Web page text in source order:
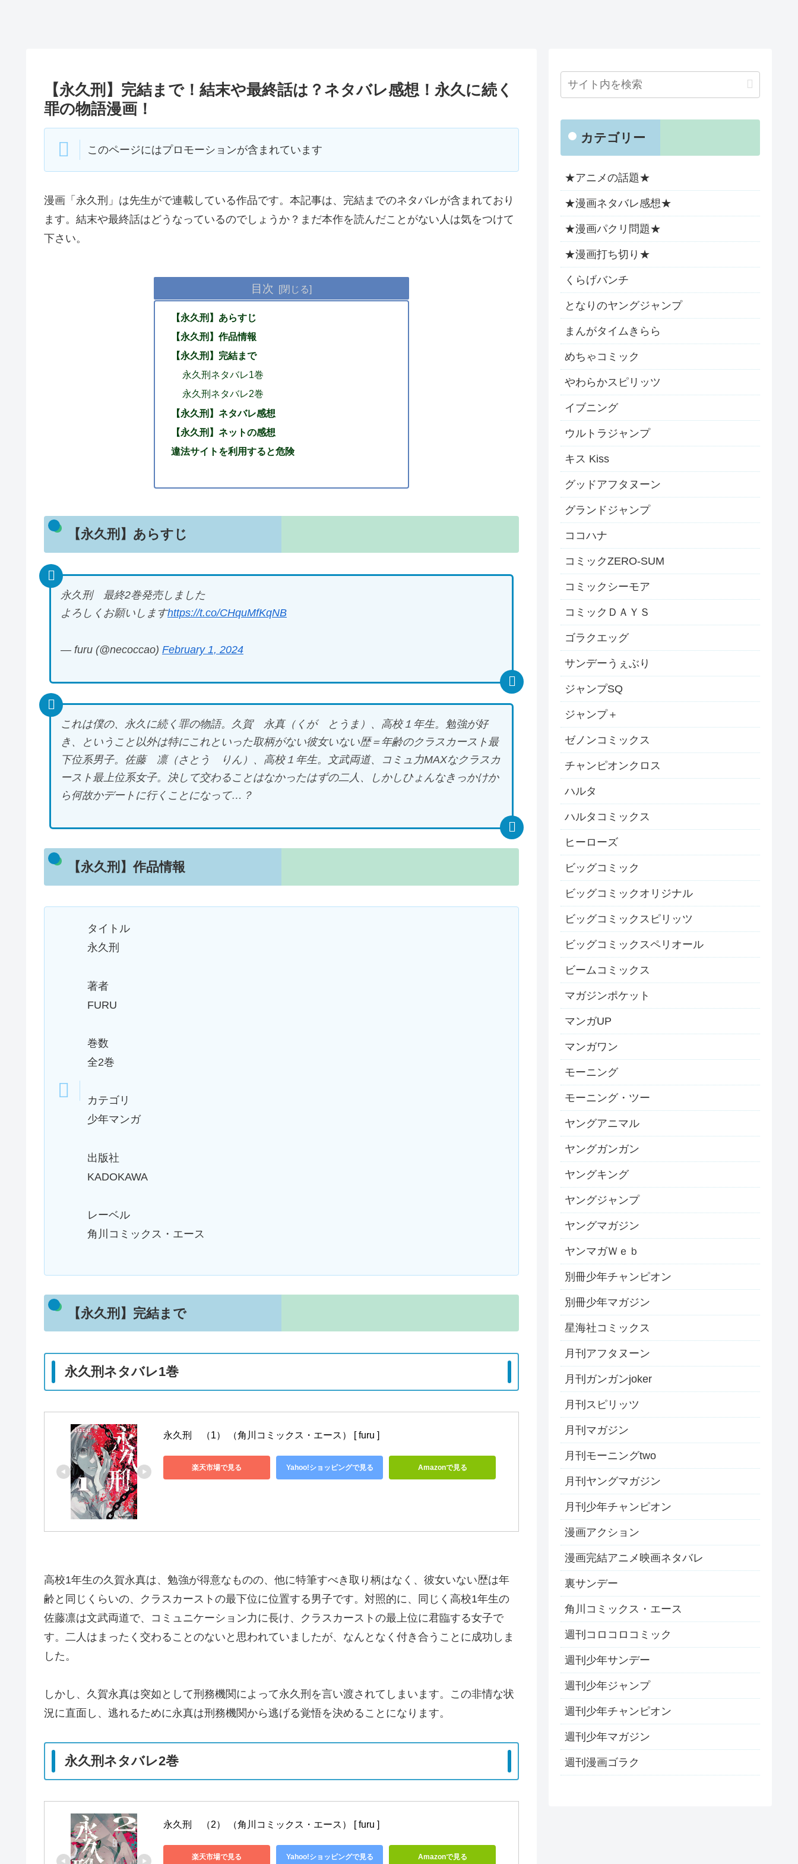
【永久刑】完結まで！結末や最終話は？ネタバレ感想！永久に続く
罪の物語漫画！
このページにはプロモーションが含まれています
漫画「永久刑」は先生がで連載している作品です。本記事は、完結までのネタバレが含まれており
ます。結末や最終話はどうなっているのでしょうか？まだ本作を読んだことがない人は気をつけて
下さい。
目次
【永久刑】あらすじ
【永久刑】作品情報
【永久刑】完結まで
永久刑ネタバレ1巻
永久刑ネタバレ2巻
【永久刑】ネタバレ感想
【永久刑】ネットの感想
違法サイトを利用すると危険
【永久刑】あらすじ
永久刑 最終2巻発売しました
よろしくお願いしますhttps://t.co/CHquMfKqNB
— furu (@necoccao) February 1, 2024
これは僕の、永久に続く罪の物語。久賀 永真（くが とうま）、高校１年生。勉強が好
き、ということ以外は特にこれといった取柄がない彼女いない歴＝年齢のクラスカースト最
下位系男子。佐藤 凛（さとう りん）、高校１年生。文武両道、コミュ力MAXなクラスカ
ースト最上位系女子。決して交わることはなかったはずの二人、しかしひょんなきっかけか
ら何故かデートに行くことになって…？
【永久刑】作品情報
タイトル
永久刑
著者
FURU
巻数
全2巻
カテゴリ
少年マンガ
出版社
KADOKAWA
レーベル
角川コミックス・エース
【永久刑】完結まで
永久刑ネタバレ1巻
永久刑　（1） （角川コミックス・エース） [ furu ]
楽天市場で見る Yahoo!ショッピングで見る Amazonで見る
高校1年生の久賀永真は、勉強が得意なものの、他に特筆すべき取り柄はなく、彼女いない歴は年
齢と同じくらいの、クラスカーストの最下位に位置する男子です。対照的に、同じく高校1年生の
佐藤凛は文武両道で、コミュニケーション力に長け、クラスカーストの最上位に君臨する女子で
す。二人はまったく交わることのないと思われていましたが、なんとなく付き合うことに成功しま
した。
しかし、久賀永真は突如として刑務機関によって永久刑を言い渡されてしまいます。この非情な状
況に直面し、逃れるために永真は刑務機関から逃げる覚悟を決めることになります。
永久刑ネタバレ2巻
永久刑　（2） （角川コミックス・エース） [ furu ]
楽天市場で見る Yahoo!ショッピングで見る Amazonで見る
カテゴリー
★アニメの話題★
★漫画ネタバレ感想★
★漫画パクリ問題★
★漫画打ち切り★
くらげバンチ
となりのヤングジャンプ
まんがタイムきらら
めちゃコミック
やわらかスピリッツ
イブニング
ウルトラジャンプ
キス Kiss
グッドアフタヌーン
グランドジャンプ
ココハナ
コミックZERO-SUM
コミックシーモア
コミックＤＡＹＳ
ゴラクエッグ
サンデーうぇぶり
ジャンプSQ
ジャンプ＋
ゼノンコミックス
チャンピオンクロス
ハルタ
ハルタコミックス
ヒーローズ
ビッグコミック
ビッグコミックオリジナル
ビッグコミックスピリッツ
ビッグコミックスペリオール
ビームコミックス
マガジンポケット
マンガUP
マンガワン
モーニング
モーニング・ツー
ヤングアニマル
ヤングガンガン
ヤングキング
ヤングジャンプ
ヤングマガジン
ヤンマガＷｅｂ
別冊少年チャンピオン
別冊少年マガジン
星海社コミックス
月刊アフタヌーン
月刊ガンガンjoker
月刊スピリッツ
月刊マガジン
月刊モーニングtwo
月刊ヤングマガジン
月刊少年チャンピオン
漫画アクション
漫画完結アニメ映画ネタバレ
裏サンデー
角川コミックス・エース
週刊コロコロコミック
週刊少年サンデー
週刊少年ジャンプ
週刊少年チャンピオン
週刊少年マガジン
週刊漫画ゴラク